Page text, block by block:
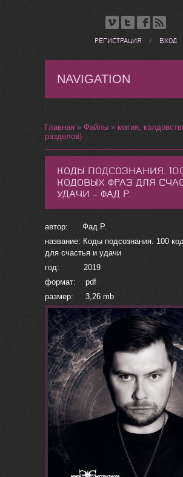
РЕГИСТРАЦИЯ / ВХОД
NAVIGATION
Главная » Файлы » магия,
разделов)
КОДЫ ПОДСОЗНАНИЯ.
КОДОВЫХ ФРАЗ ДЛЯ
УДАЧИ - ФАД Р.
автор: Фад Р.
название: Коды подсознания. 100
для счастья и удачи
год: 2019
формат: pdf
размер: 3,26 mb